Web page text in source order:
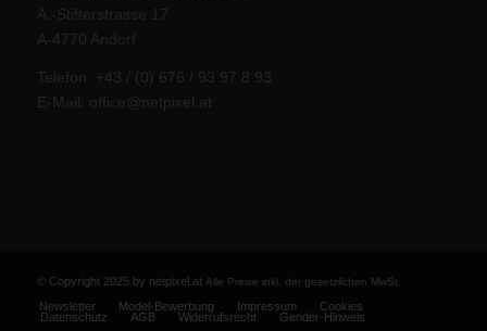
A.-Stifterstrasse 17
A-4770 Andorf
Telefon: +43 / (0) 676 / 93 97 8 93
E-Mail:
office@netpixel.at
© Copyright 2025 by netpixel.at Alle Preise inkl. der gesetzlichen MwSt.
Newsletter Model-Bewerbung Impressum
Cookies
Datenschutz
AGB Widerrufsrecht Gender-Hinweis